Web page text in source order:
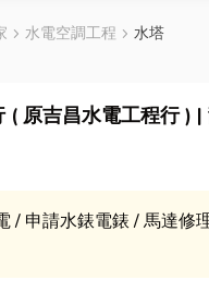
chevron_right 水電空調工程 chevron_right 水塔
( 原吉昌水電工程行 )
/ 申請水錶電錶 / 馬達修